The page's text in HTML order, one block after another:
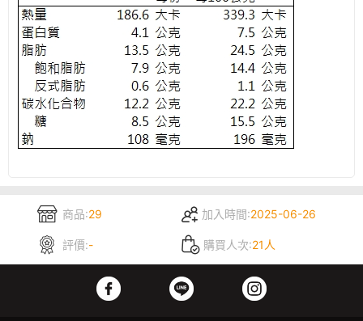
商品:29 加入時間:2025-06-26
評價:- 購買人次:21人